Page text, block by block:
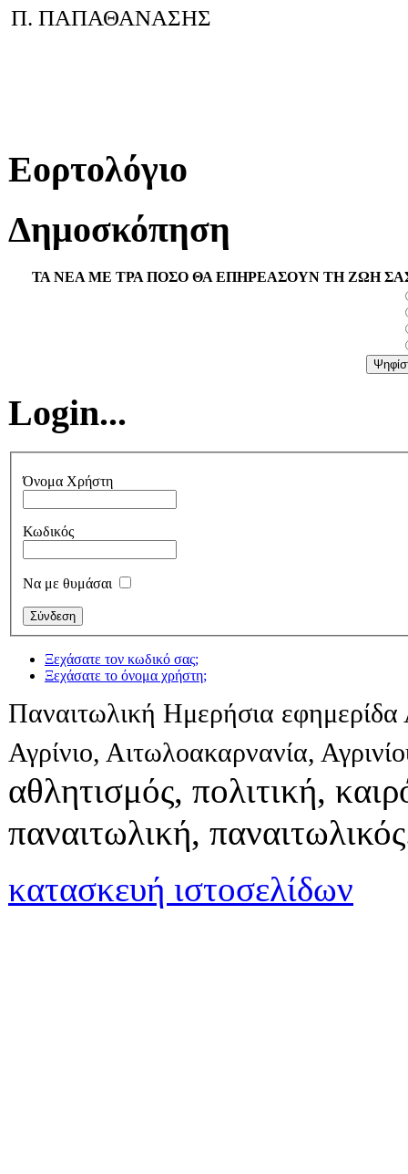
Π. ΠΑΠΑΘΑΝΑΣΗΣ
Εορτολόγιο
Δημοσκόπηση
ΤΑ ΝΕΑ ΜΕ ΤΡΑ ΠΟΣΟ ΘΑ ΕΠΗΡΕΑΣΟΥΝ ΤΗ ΖΩΗ
Login...
Όνομα Χρήστη
Κωδικός
Να με θυμάσαι
Ξεχάσατε τον κωδικό σας;
Ξεχάσατε το όνομα χρήστη;
Παναιτωλική Ημερήσια εφημερίδα
Αγρίνιο, Αιτωλοακαρνανία,
αθλητισμός, πολιτική,
παναιτωλική,
κατασκευή ιστοσελίδων